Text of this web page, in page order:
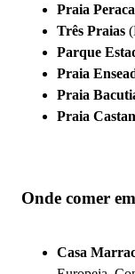
Praia
Três Praias
Parque
Praia
Praia
Praia
Onde comer
Casa